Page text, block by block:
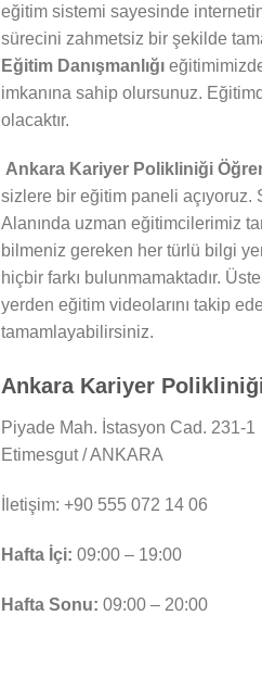
eğitim sistemi sayesinde
sürecini zahmetsiz bir şekilde
Eğitim Danışmanlığı
imkanına sahip olursunuz.
olacaktır.
Ankara Kariyer Polikliniği
sizlere bir eğitim paneli
Alanında uzman eğitimcilerimiz
bilmeniz gereken her türlü bilgi
hiçbir farkı bulunmamaktadır.
yerden eğitim videolarını takip
tamamlayabilirsiniz.
Ankara Kariyer
Piyade Mah. İstasyon Cad. 231-1
Etimesgut / ANKARA
İletişim: +90 555 072 14 06
Hafta İçi: 09:00 – 19:00
Hafta Sonu: 09:00 – 20:00